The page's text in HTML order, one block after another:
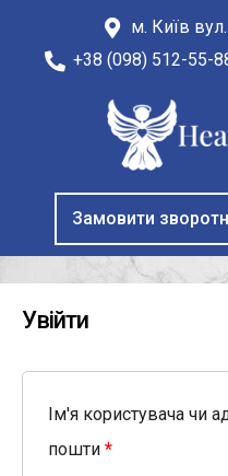
м. Київ
+38 (098) 512-55-
Замовити
Увійти
Ім'я користувача чи
пошти *